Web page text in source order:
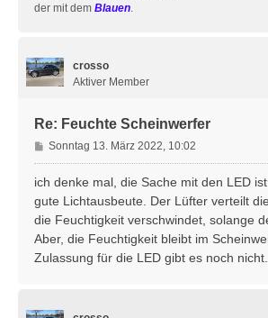
der mit dem Blauen.
crosso
Aktiver Member
Re: Feuchte Scheinwerfer
B
e
i
r
a
g
Sonntag 13. März 2022, 10:02
ich denke mal, die Sache mit den LED
gute Lichtausbeute. Der Lüfter verteilt
die Feuchtigkeit verschwindet, solange
Aber, die Feuchtigkeit bleibt im
Zulassung für die LED gibt es noch nicht.